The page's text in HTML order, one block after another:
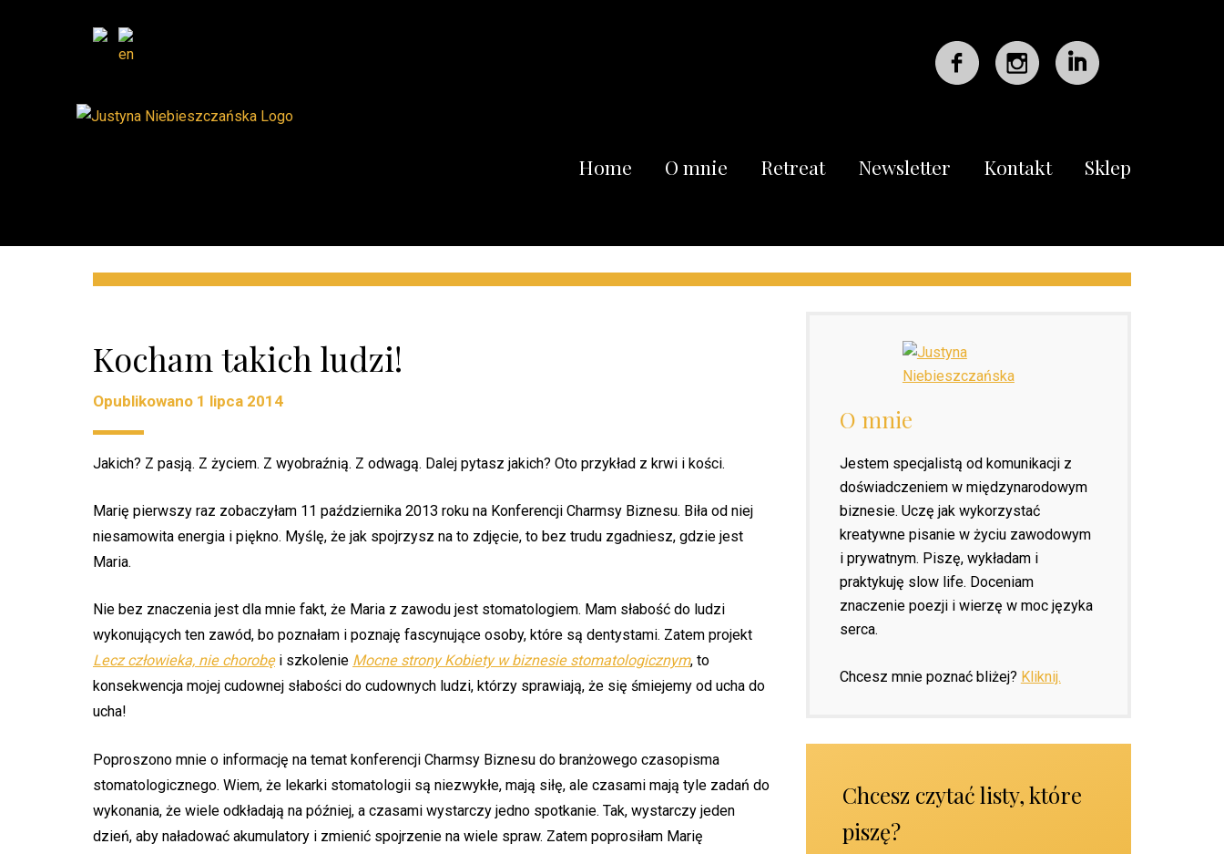
Home O mnie Retreat Newsletter Kontakt Sklep
Kocham takich ludzi!
Opublikowano 1 lipca 2014
Jakich? Z pasją. Z życiem. Z wyobraźnią. Z odwagą. Dalej pytasz jakich? Oto przykład z krwi i kości.
Marię pierwszy raz zobaczyłam 11 października 2013 roku na Konferencji Charmsy Biznesu. Biła od niej
niesamowita energia i piękno. Myślę, że jak spojrzysz na to zdjęcie, to bez trudu zgadniesz, gdzie jest
Maria.
Nie bez znaczenia jest dla mnie fakt, że Maria z zawodu jest stomatologiem. Mam słabość do ludzi
wykonujących ten zawód, bo poznałam i poznaję fascynujące osoby, które są dentystami. Zatem projekt
Lecz człowieka, nie chorobęi szkolenie Mocne strony Kobiety w biznesie stomatologicznym, to
konsekwencja mojej cudownej słabości do cudownych ludzi, którzy sprawiają, że się śmiejemy od ucha do
ucha!
Poproszono mnie o informację na temat konferencji Charmsy Biznesu do branżowego czasopisma
stomatologicznego. Wiem, że lekarki stomatologii są niezwykłe, mają siłę, ale czasami mają tyle zadań do
wykonania, że wiele odkładają na później, a czasami wystarczy jedno spotkanie. Tak, wystarczy jeden
dzień, aby naładować akumulatory i zmienić spojrzenie na wiele spraw. Zatem poprosiłam Marię
O mnie
Jestem specjalistą od komunikacji z
doświadczeniem w międzynarodowym
biznesie. Uczę jak wykorzystać
kreatywne pisanie w życiu zawodowym
i prywatnym. Piszę, wykładam i
praktykuję slow life. Doceniam
znaczenie poezji i wierzę w moc języka
serca.
Chcesz mnie poznać bliżej? Kliknij.
Chcesz czytać listy, które
piszę?